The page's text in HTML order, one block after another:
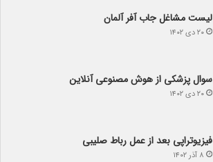
لیست مشاغل جاب آفر آلمان
۲۰ دی ۱۴۰۲
سوال پزشکی از هوش مصنوعی آنلاین
۲۰ دی ۱۴۰۲
فیزیوتراپی بعد از عمل رباط صلیبی
۸ آذر ۱۴۰۲